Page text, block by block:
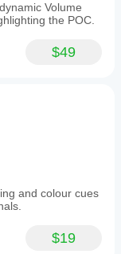
Volume
the POC.
$49
and colour cues
$19